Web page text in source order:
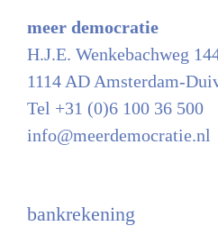
meer democratie
H.J.E. Wenkebachweg
1114 AD Amsterdam-
Tel +31 (0)6 100 36 500
info@meerdemocratie.nl
bankrekening